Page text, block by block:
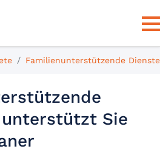
Familienunterstützende Dienste
unterstützt Sie